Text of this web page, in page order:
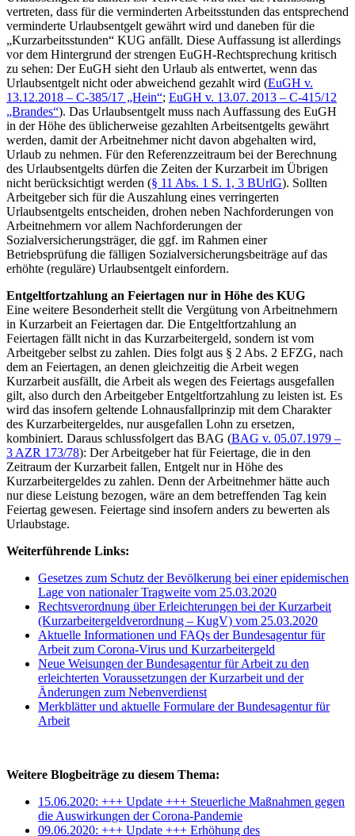
vertreten, dass für die verminderten Arbeitsstunden das entsprechend
verminderte Urlaubsentgelt gewährt wird und daneben für die
„Kurzarbeitsstunden“ KUG anfällt. Diese Auffassung ist allerdings
vor dem Hintergrund der strengen EuGH-Rechtsprechung kritisch
zu sehen: Der EuGH sieht den Urlaub als entwertet, wenn das
Urlaubsentgelt nicht oder abweichend gezahlt wird (EuGH v.
13.12.2018 – C-385/17 „Hein“; EuGH v. 13.07. 2013 – C-415/12
„Brandes“). Das Urlaubsentgelt muss nach Auffassung des EuGH
in der Höhe des üblicherweise gezahlten Arbeitsentgelts gewährt
werden, damit der Arbeitnehmer nicht davon abgehalten wird,
Urlaub zu nehmen. Für den Referenzzeitraum bei der Berechnung
des Urlaubsentgelts dürfen die Zeiten der Kurzarbeit im Übrigen
nicht berücksichtigt werden (§ 11 Abs. 1 S. 1, 3 BUrlG). Sollten
Arbeitgeber sich für die Auszahlung eines verringerten
Urlaubsentgelts entscheiden, drohen neben Nachforderungen von
Arbeitnehmern vor allem Nachforderungen der
Sozialversicherungsträger, die ggf. im Rahmen einer
Betriebsprüfung die fälligen Sozialversicherungsbeiträge auf das
erhöhte (reguläre) Urlaubsentgelt einfordern.
Entgeltfortzahlung an Feiertagen nur in Höhe des KUG
Eine weitere Besonderheit stellt die Vergütung von Arbeitnehmern
in Kurzarbeit an Feiertagen dar. Die Entgeltfortzahlung an
Feiertagen fällt nicht in das Kurzarbeitergeld, sondern ist vom
Arbeitgeber selbst zu zahlen. Dies folgt aus § 2 Abs. 2 EFZG, nach
dem an Feiertagen, an denen gleichzeitig die Arbeit wegen
Kurzarbeit ausfällt, die Arbeit als wegen des Feiertags ausgefallen
gilt, also durch den Arbeitgeber Entgeltfortzahlung zu leisten ist. Es
wird das insofern geltende Lohnausfallprinzip mit dem Charakter
des Kurzarbeitergeldes, nur ausgefallen Lohn zu ersetzen,
kombiniert. Daraus schlussfolgert das BAG (BAG v. 05.07.1979 –
3 AZR 173/78): Der Arbeitgeber hat für Feiertage, die in den
Zeitraum der Kurzarbeit fallen, Entgelt nur in Höhe des
Kurzarbeitergeldes zu zahlen. Denn der Arbeitnehmer hätte auch
nur diese Leistung bezogen, wäre an dem betreffenden Tag kein
Feiertag gewesen. Feiertage sind insofern anders zu bewerten als
Urlaubstage.
Weiterführende Links:
Gesetzes zum Schutz der Bevölkerung bei einer epidemischen
Lage von nationaler Tragweite vom 25.03.2020
Rechtsverordnung über Erleichterungen bei der Kurzarbeit
(Kurzarbeitergeldverordnung – KugV) vom 25.03.2020
Aktuelle Informationen und FAQs der Bundesagentur für
Arbeit zum Corona-Virus und Kurzarbeitergeld
Neue Weisungen der Bundesagentur für Arbeit zu den
erleichterten Voraussetzungen der Kurzarbeit und der
Änderungen zum Nebenverdienst
Merkblätter und aktuelle Formulare der Bundesagentur für
Arbeit
Weitere Blogbeiträge zu diesem Thema:
15.06.2020: +++ Update +++ Steuerliche Maßnahmen gegen
die Auswirkungen der Corona-Pandemie
09.06.2020: +++ Update +++ Erhöhung des